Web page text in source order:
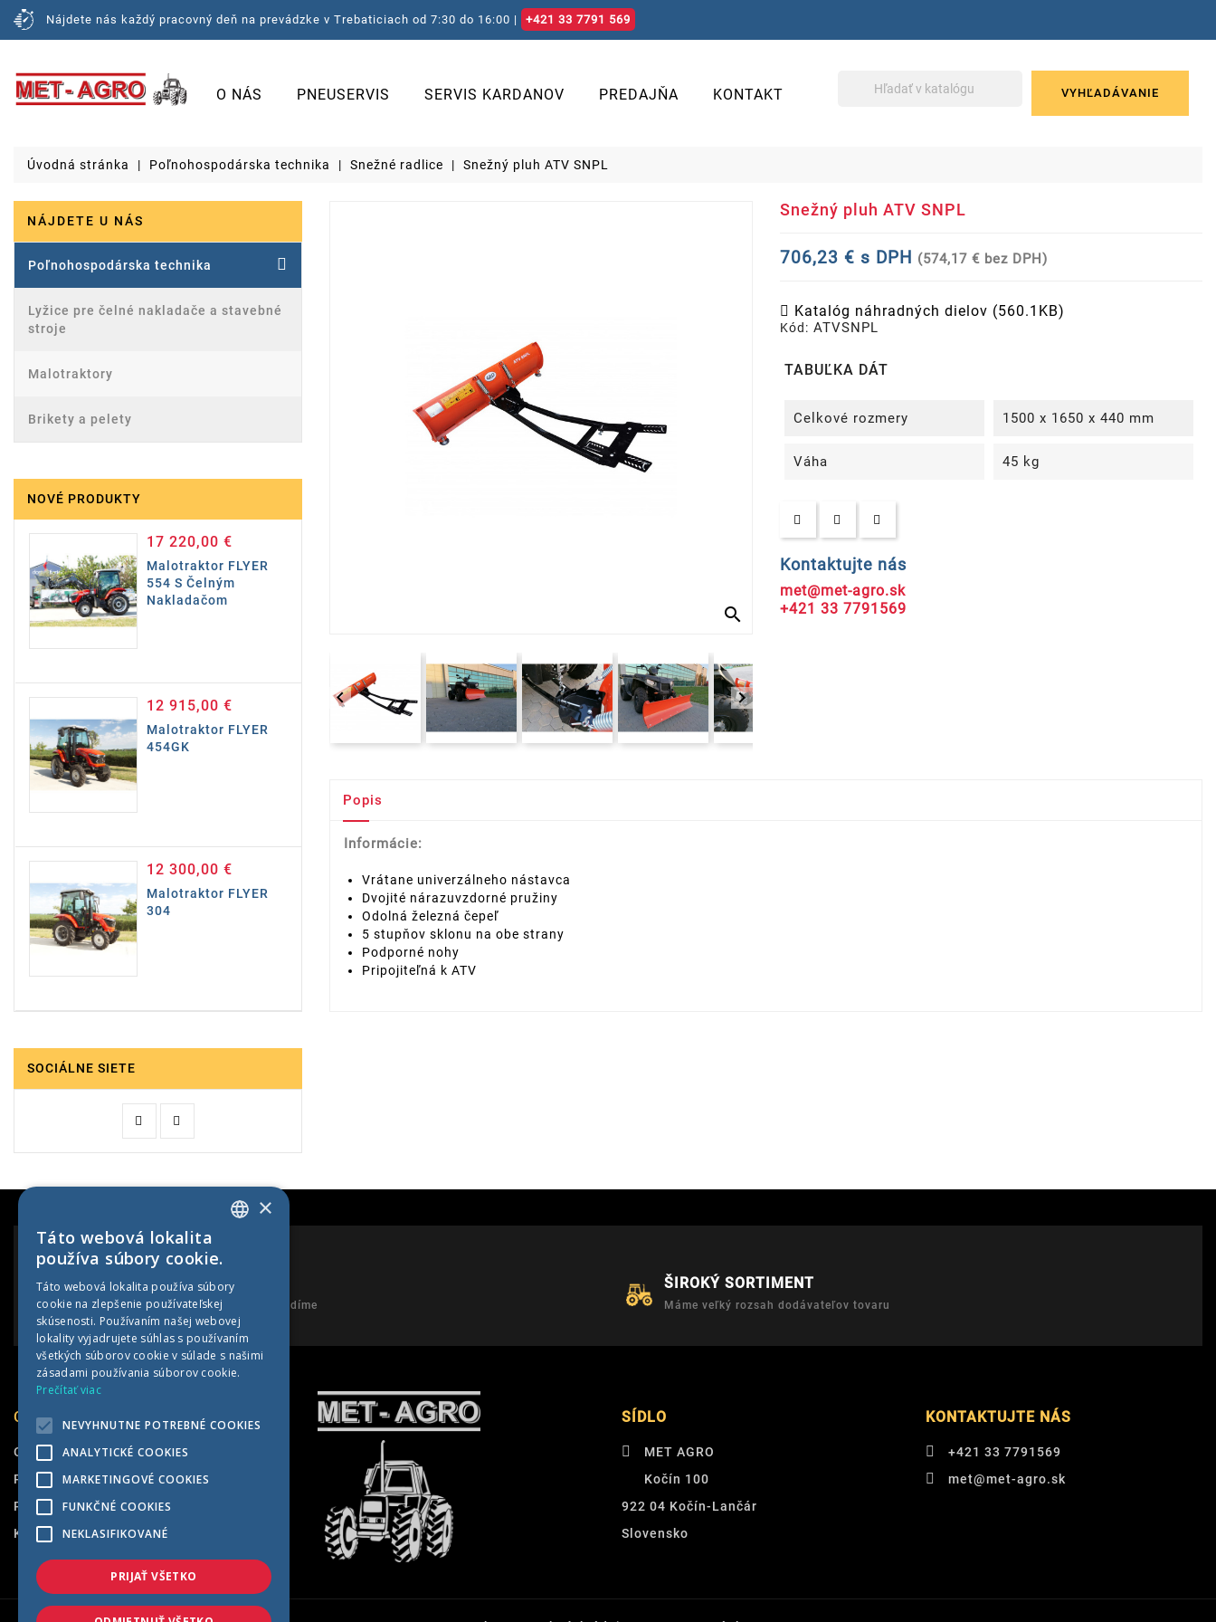
Nájdete nás každý pracovný deň na prevádzke v Trebaticiach od 7:30 do 16:00 | +421 33 7791 569
O NÁS PNEUSERVIS SERVIS KARDANOV PREDAJŇA KONTAKT VYHĽADÁVANIE
Úvodná stránka Poľnohospodárska technika Snežné radlice Snežný pluh ATV SNPL
NÁJDETE U NÁS
Poľnohospodárska technika
Lyžice pre čelné nakladače a stavebné
stroje
Malotraktory
Brikety a pelety
NOVÉ PRODUKTY
17 220,00 €Cena
Malotraktor FLYER
554 S Čelným
Nakladačom
12 915,00 €Cena
Malotraktor FLYER
454GK
12 300,00 €Cena
Malotraktor FLYER
304
SOCIÁLNE SIETE
search
 
Snežný pluh ATV SNPL
706,23 € s DPH (574,17 € bez DPH)
Katalóg náhradných dielov (560.1KB)
Kód: ATVSNPL
TABUĽKA DÁT
Celkové rozmery 1500 x 1650 x 440 mm
Váha 45 kg
Kontaktujte nás
met@met-agro.sk
+421 33 7791569
Popis
Informácie:
Vrátane univerzálneho nástavca
Dvojité nárazuvzdorné pružiny
Odolná železná čepeľ
5 stupňov sklonu na obe strany
Podporné nohy
Pripojiteľná k ATV
PORADENSTVO
Neváhajte nám zavolať a my Vám poradíme
ŠIROKÝ SORTIMENT
Máme veľký rozsah dodávateľov tovaru
O SPOLOČNOSTI
O nás
Pneuservis
Predajňa
Kontakt
SÍDLO
MET AGRO
Kočín 100
922 04 Kočín-Lančár
Slovensko
KONTAKTUJTE NÁS
+421 33 7791569
met@met-agro.sk
SLOVAK
GERMAN
HUNGARIAN
×
Táto webová lokalita
používa súbory cookie.
Táto webová lokalita používa súbory
cookie na zlepšenie používateľskej
skúsenosti. Používaním našej webovej
lokality vyjadrujete súhlas s používaním
všetkých súborov cookie v súlade s našimi
zásadami používania súborov cookie.
Prečítať viac
NEVYHNUTNE POTREBNÉ COOKIES
ANALYTICKÉ COOKIES
MARKETINGOVÉ COOKIES
FUNKČNÉ COOKIES
NEKLASIFIKOVANÉ
PRIJAŤ VŠETKO